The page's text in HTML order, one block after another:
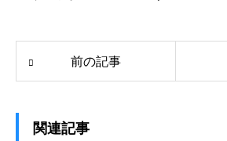
前の記事
関連記事